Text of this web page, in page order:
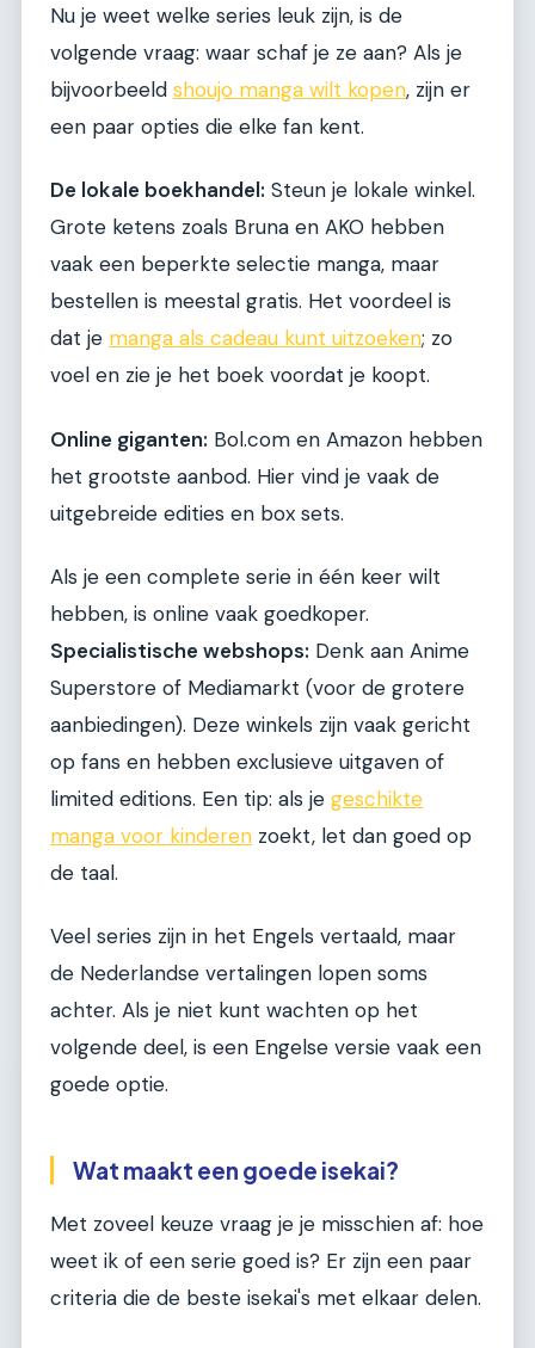
Nu je weet welke series leuk zijn, is de
volgende vraag: waar schaf je ze aan? Als je
bijvoorbeeld shoujo manga wilt kopen, zijn er
een paar opties die elke fan kent.
De lokale boekhandel: Steun je lokale winkel.
Grote ketens zoals Bruna en AKO hebben
vaak een beperkte selectie manga, maar
bestellen is meestal gratis. Het voordeel is
dat je manga als cadeau kunt uitzoeken; zo
voel en zie je het boek voordat je koopt.
Online giganten: Bol.com en Amazon hebben
het grootste aanbod. Hier vind je vaak de
uitgebreide edities en box sets.
Als je een complete serie in één keer wilt
hebben, is online vaak goedkoper.
Specialistische webshops: Denk aan Anime
Superstore of Mediamarkt (voor de grotere
aanbiedingen). Deze winkels zijn vaak gericht
op fans en hebben exclusieve uitgaven of
limited editions. Een tip: als je geschikte
manga voor kinderen zoekt, let dan goed op
de taal.
Veel series zijn in het Engels vertaald, maar
de Nederlandse vertalingen lopen soms
achter. Als je niet kunt wachten op het
volgende deel, is een Engelse versie vaak een
goede optie.
Wat maakt een goede isekai?
Met zoveel keuze vraag je je misschien af: hoe
weet ik of een serie goed is? Er zijn een paar
criteria die de beste isekai's met elkaar delen.